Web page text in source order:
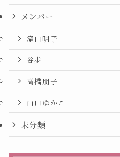
メンバー
滝口明子
谷歩
高橋朋子
山口ゆかこ
未分類